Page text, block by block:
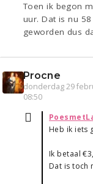
Toen ik begon
uur. Dat is nu
geworden dus
Procne
donderdag 29
08:50
Heb ik iets
Ik betaal
Dat is toch